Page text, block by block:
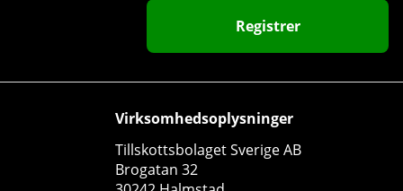
Registrer
Virksomhedsoplysninger
Tillskottsbolaget Sverige AB
Brogatan 32